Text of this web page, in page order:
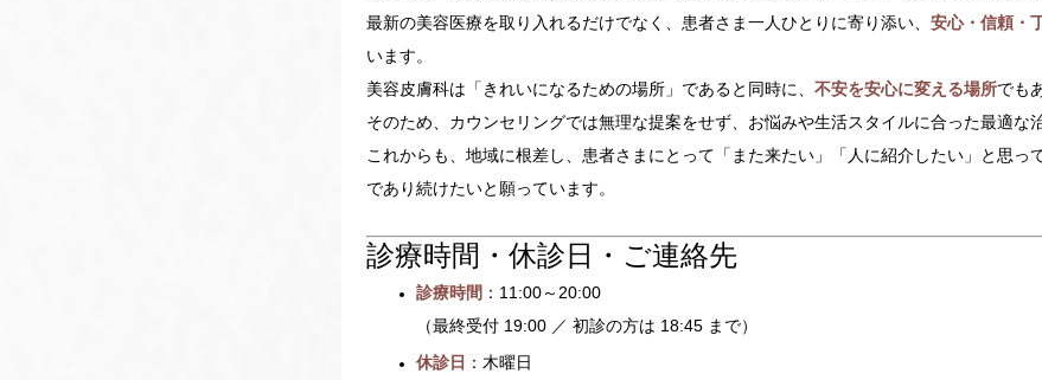
最新の美容医療を取り入れるだけでなく、患者さま一人ひとりに寄り添い、 安心・信頼・
います。
美容皮膚科は「きれいになるための場所」であると同時に、 不安を安心に変える場所でも
そのため、カウンセリングでは無理な提案をせず、お悩みや生活スタイルに合った最適な
これからも、地域に根差し、患者さまにとって「また来たい」「人に紹介したい」と思っ
であり続けたいと願っています。
診療時間・休診日・ご連絡先
診療時間 ：11:00～20:00
（最終受付 19:00 ／ 初診の方は 18:45 まで）
休診日 ：木曜日